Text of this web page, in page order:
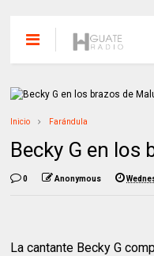
Inicio Farándula
Becky G en los
0 Anonymous
La cantante Becky G